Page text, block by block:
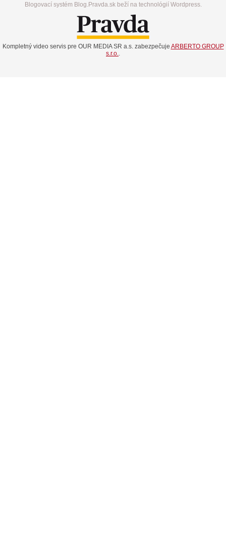
Blogovací systém Blog.Pravda.sk beží na technológií Wordpress.
Kompletný video servis pre OUR MEDIA SR a.s. zabezpečuje ARBERTO GROUP
s.r.o.